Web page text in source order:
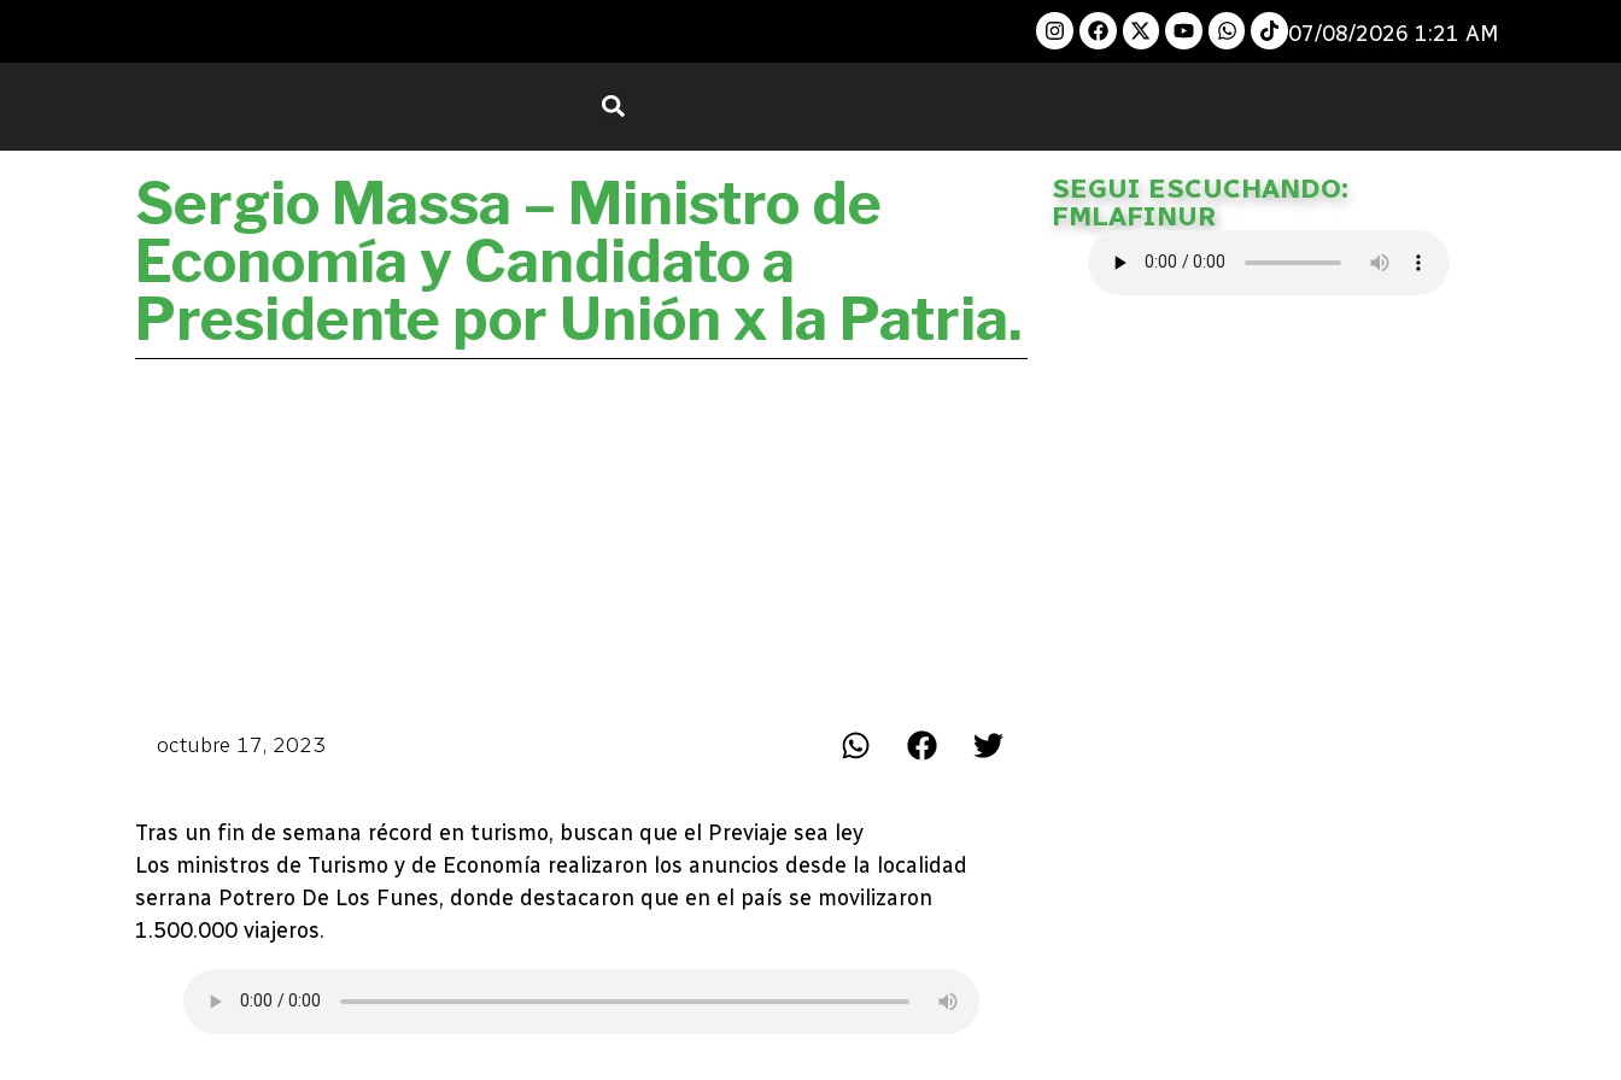
07/08/2026 1:21 AM
Sergio Massa – Ministro de
Economía y Candidato a
Presidente por Unión x la Patria.
octubre 17, 2023
Tras un fin de semana récord en turismo, buscan que el Previaje sea ley
Los ministros de Turismo y de Economía realizaron los anuncios desde la localidad
serrana Potrero De Los Funes, donde destacaron que en el país se movilizaron
1.500.000 viajeros.
SEGUI ESCUCHANDO:
FMLAFINUR